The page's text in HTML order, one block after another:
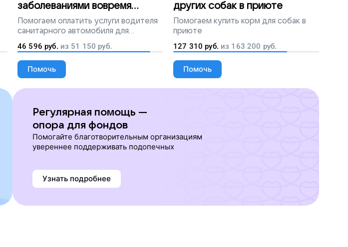
заболеваниями вовремя
попадут на лечение
Помогаем оплатить услуги водителя
санитарного автомобиля для
перевозки тяжелобольных людей
46 596 руб. из 51 150 руб.
Помочь
других собак в приюте
Помогаем купить корм для собак в
приюте
127 310 руб. из 163 200 руб.
Помочь
Регулярная помощь —
опора для фондов
Помогайте благотворительным организациям
увереннее поддерживать подопечных
Узнать подробнее